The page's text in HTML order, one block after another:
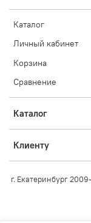
Каталог
Личный кабинет
Корзина
Сравнение
Каталог
Клиенту
г. Екатеринбург